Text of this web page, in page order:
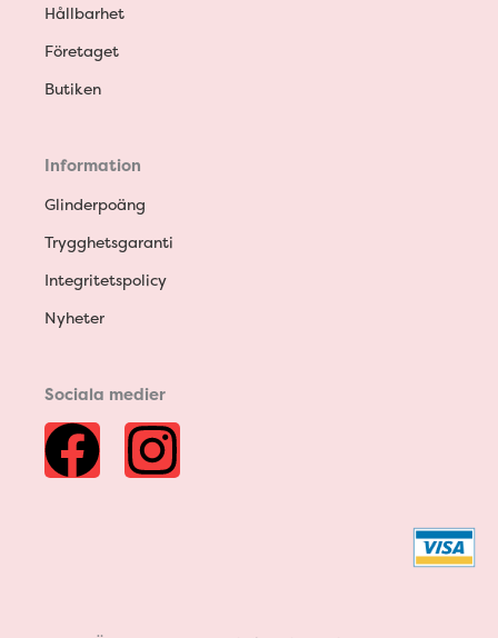
Hållbarhet
Företaget
Butiken
Information
Glinderpoäng
Trygghetsgaranti
Integritetspolicy
Nyheter
Sociala medier
F
a
I
n